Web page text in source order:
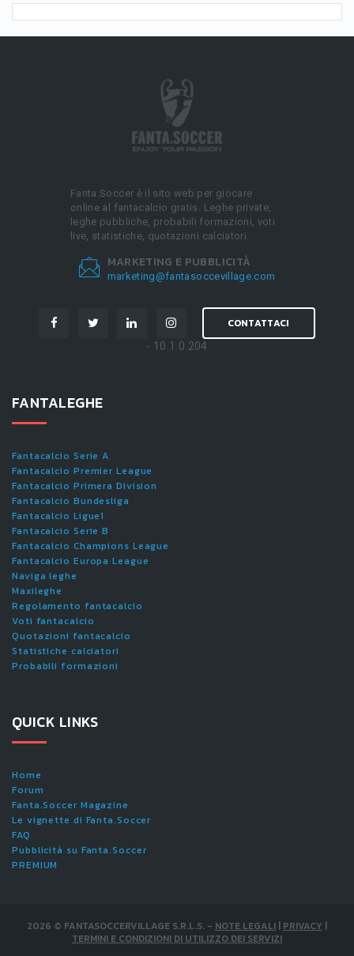
Fanta.Soccer è il sito web per giocare
online al fantacalcio gratis. Leghe private,
leghe pubbliche, probabili formazioni, voti
live, statistiche, quotazioni calciatori.
MARKETING E PUBBLICITÀ
marketing@fantasoccevillage.com
CONTATTACI
- 10.1.0.204
FANTALEGHE
Fantacalcio Serie A
Fantacalcio Premier League
Fantacalcio Primera Division
Fantacalcio Bundesliga
Fantacalcio Ligue1
Fantacalcio Serie B
Fantacalcio Champions League
Fantacalcio Europa League
Naviga leghe
Maxileghe
Regolamento fantacalcio
Voti fantacalcio
Quotazioni fantacalcio
Statistiche calciatori
Probabili formazioni
QUICK LINKS
Home
Forum
Fanta.Soccer Magazine
Le vignette di Fanta.Soccer
FAQ
Pubblicità su Fanta.Soccer
PREMIUM
2026 © FANTASOCCERVILLAGE S.R.L.S. - NOTE LEGALI | PRIVACY |
TERMINI E CONDIZIONI DI UTILIZZO DEI SERVIZI